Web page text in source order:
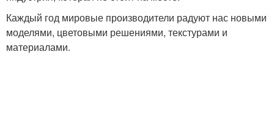
Каждый год мировые производители радуют нас новыми
моделями, цветовыми решениями, текстурами и
материалами.